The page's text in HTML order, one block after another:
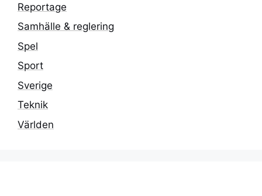
Reportage
Samhälle & reglering
Spel
Sport
Sverige
Teknik
Världen